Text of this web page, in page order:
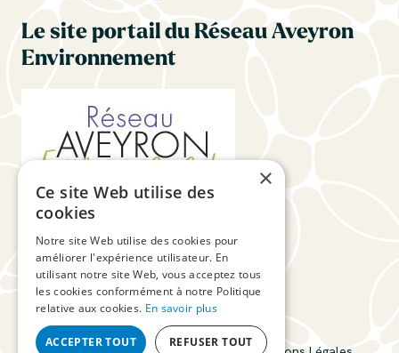
Le site portail du Réseau Aveyron
Environnement
Suivez-nous
×
Ce site Web utilise des
cookies
Notre site Web utilise des cookies pour
améliorer l'expérience utilisateur. En
utilisant notre site Web, vous acceptez tous
les cookies conformément à notre Politique
relative aux cookies. En savoir plus
ACCEPTER TOUT REFUSER TOUT